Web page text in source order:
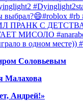
выбрал?😄#roblox #rb
С ДЕТСТВА
МИСОЛО
в одном
Соловьевым
Малахова
Андрей!»